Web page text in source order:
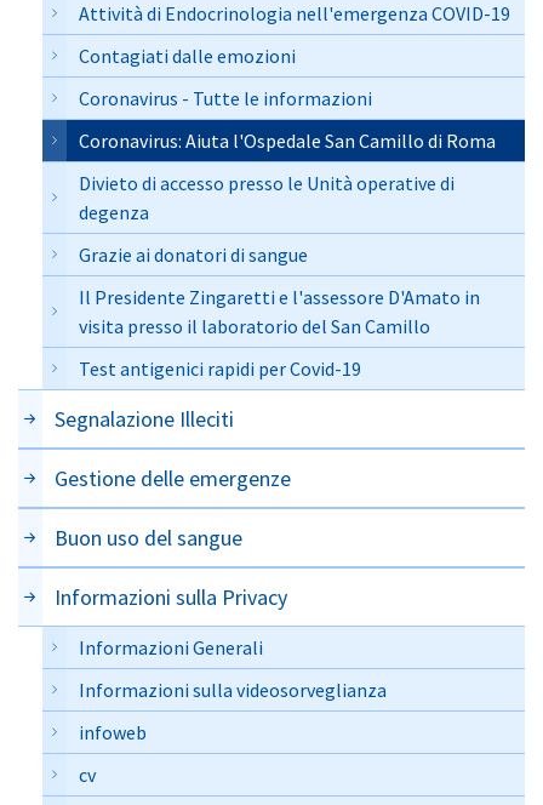
Attività di Endocrinologia nell'emergenza COVID-19
Contagiati dalle emozioni
Coronavirus - Tutte le informazioni
Coronavirus: Aiuta l'Ospedale San Camillo di Roma
Divieto di accesso presso le Unità operative di
degenza
Grazie ai donatori di sangue
Il Presidente Zingaretti e l'assessore D'Amato in
visita presso il laboratorio del San Camillo
Test antigenici rapidi per Covid-19
Segnalazione Illeciti
Gestione delle emergenze
Buon uso del sangue
Informazioni sulla Privacy
Informazioni Generali
Informazioni sulla videosorveglianza
infoweb
cv